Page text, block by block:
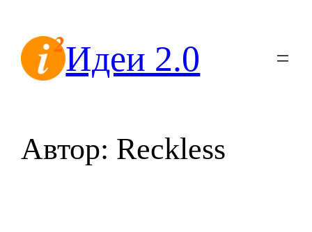
содержимомуИдеи 2.0
Автор: Reckless